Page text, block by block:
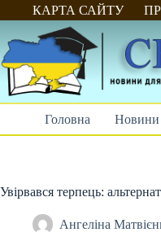
Перейти
до
КАРТА САЙТУ
Головна Новини
Увірвався терпець:
Ангеліна